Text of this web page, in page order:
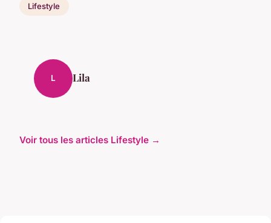
Lifestyle
L Lila
Voir tous les articles Lifestyle →